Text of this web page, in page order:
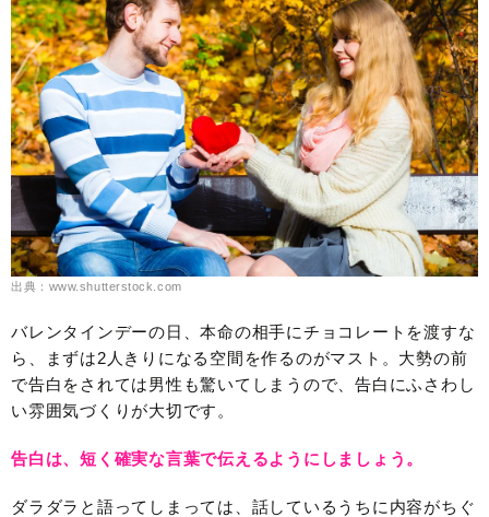
出典：www.shutterstock.com
バレンタインデーの日、本命の相手にチョコレートを渡すな
ら、まずは2人きりになる空間を作るのがマスト。大勢の前
で告白をされては男性も驚いてしまうので、告白にふさわし
い雰囲気づくりが大切です。
告白は、短く確実な言葉で伝えるようにしましょう。
ダラダラと語ってしまっては、話しているうちに内容がちぐ